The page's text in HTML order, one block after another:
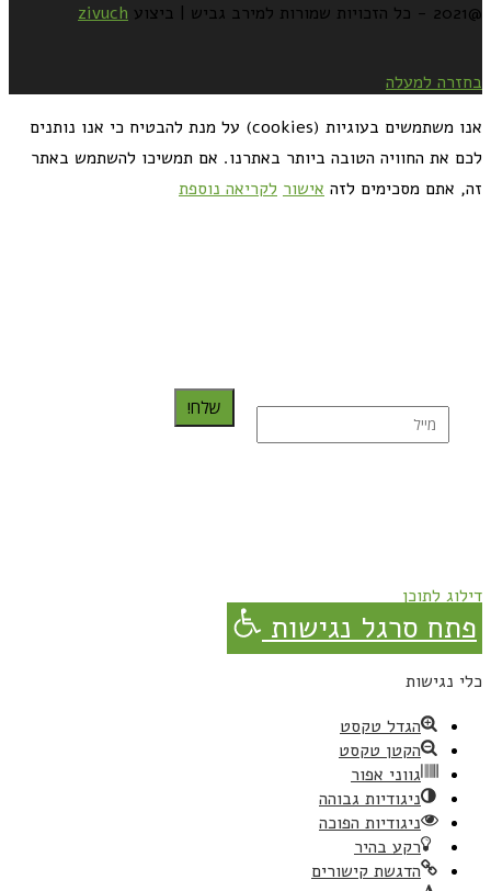
@2021 - כל הזכויות שמורות למירב גביש | ביצוע zivuch
בחזרה למעלה
אנו משתמשים בעוגיות (cookies) על מנת להבטיח כי אנו נותנים
לכם את החוויה הטובה ביותר באתרנו. אם תמשיכו להשתמש באתר
זה, אתם מסכימים לזה אישור לקריאה נוספת
שלח!
דילוג לתוכן
פתח סרגל נגישות
כלי נגישות
הגדל טקסט
הקטן טקסט
גווני אפור
ניגודיות גבוהה
ניגודיות הפוכה
רקע בהיר
הדגשת קישורים